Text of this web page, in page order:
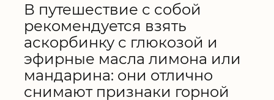
В путешествие с собой
рекомендуется взять
аскорбинку с глюкозой и
эфирные масла лимона или
мандарина: они отлично
снимают признаки горной